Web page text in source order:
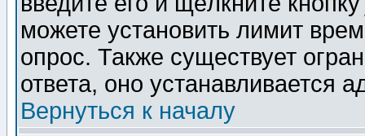
можете установить лимит
опрос. Также существует
ответа, оно устанавливается
Вернуться к началу